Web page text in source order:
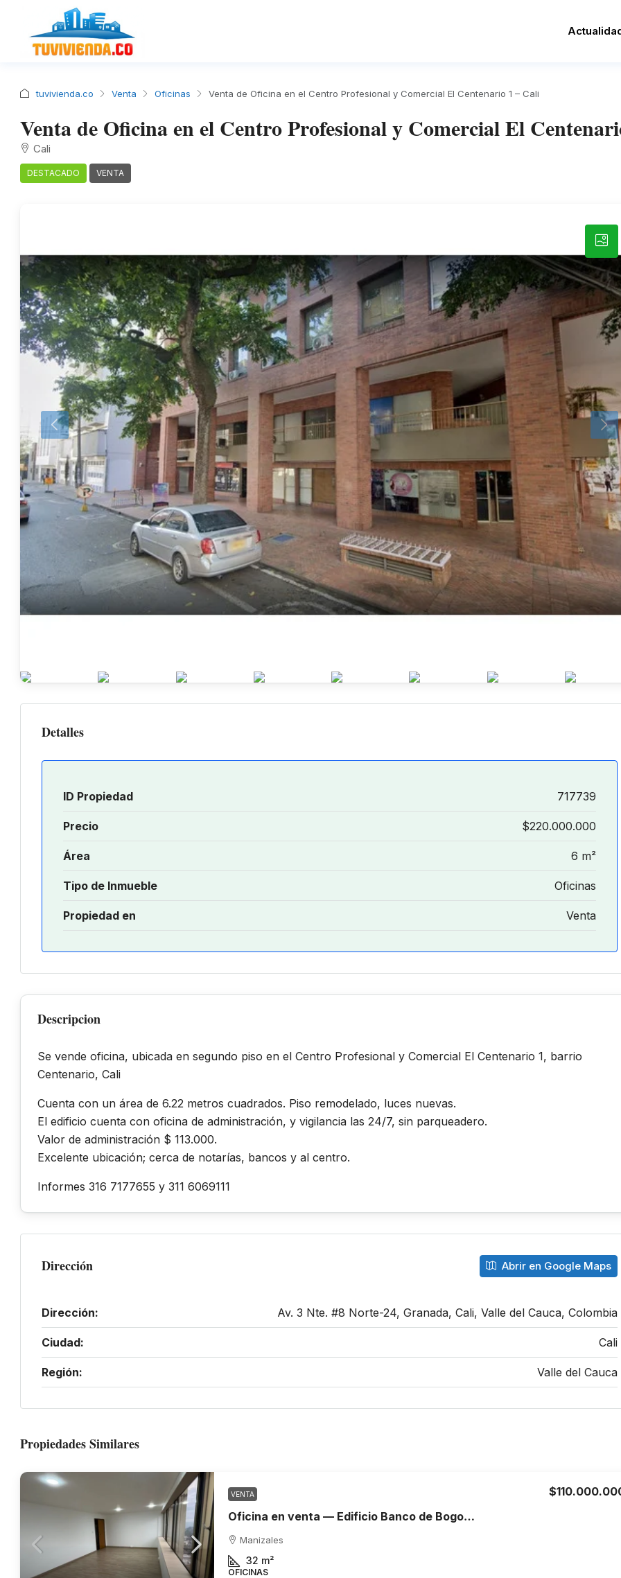
tuvivienda.co Venta Oficinas Venta de Oficina en el Centro Profesional y Comercial El Centenario 1 – Cali
Venta de Oficina en el Centro Profesional y Comercial El
Cali
DESTACADO VENTA
Detalles
ID Propiedad 717739
Precio $220.000.000
Área 6 m²
Tipo de Inmueble Oficinas
Propiedad en Venta
Descripcion
Se vende oficina, ubicada en segundo piso en el Centro Profesional y Comercial El Centenario 1, barrio
Centenario, Cali
Cuenta con un área de 6.22 metros cuadrados. Piso remodelado, luces nuevas.
El edificio cuenta con oficina de administración, y vigilancia las 24/7, sin parqueadero.
Valor de administración $ 113.000.
Excelente ubicación; cerca de notarías, bancos y al centro.
Informes 316 7177655 y 311 6069111
Dirección Abrir en Google Maps
Dirección: Av. 3 Nte. #8 Norte-24, Granada, Cali, Valle del Cauca, Colombia
Ciudad: Cali
Región: Valle del Cauca
Propiedades Similares
VENTA
Oficina en venta — Edificio Banco de Bogotá, Centro de Manizales.
Manizales
32 m²
OFICINAS